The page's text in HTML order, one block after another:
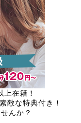
在籍！
敵な特典付き！
んか？